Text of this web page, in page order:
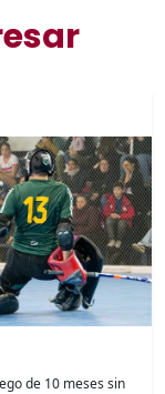
de 10 meses sin